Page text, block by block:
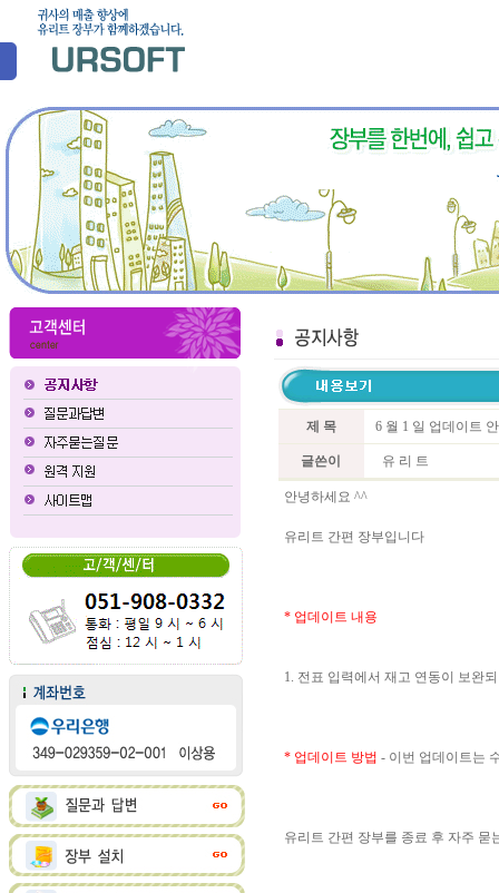
제 목 6 월 1 일 업데이트
글쓴이 유 리 트
안녕하세요 ^^
유리트 간편 장부입니다
* 업데이트 내용
1. 전표 입력에서 재고 연동이 보완
* 업데이트 방법 - 이번 업데이트는
유리트 간편 장부를 종료 후 자주